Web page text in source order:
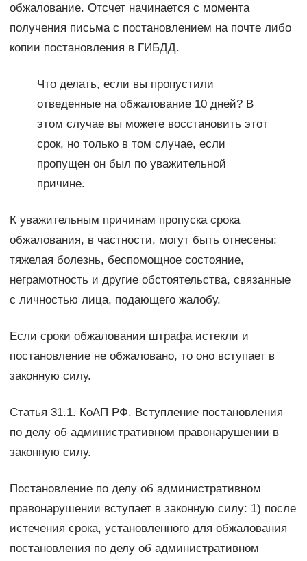
обжалование. Отсчет начинается с момента
получения письма с постановлением на почте либо
копии постановления в ГИБДД.
Что делать, если вы пропустили
отведенные на обжалование 10 дней? В
этом случае вы можете восстановить этот
срок, но только в том случае, если
пропущен он был по уважительной
причине.
К уважительным причинам пропуска срока
обжалования, в частности, могут быть отнесены:
тяжелая болезнь, беспомощное состояние,
неграмотность и другие обстоятельства, связанные
с личностью лица, подающего жалобу.
Если сроки обжалования штрафа истекли и
постановление не обжаловано, то оно вступает в
законную силу.
Статья 31.1. КоАП РФ. Вступление постановления
по делу об административном правонарушении в
законную силу.
Постановление по делу об административном
правонарушении вступает в законную силу: 1) после
истечения срока, установленного для обжалования
постановления по делу об административном